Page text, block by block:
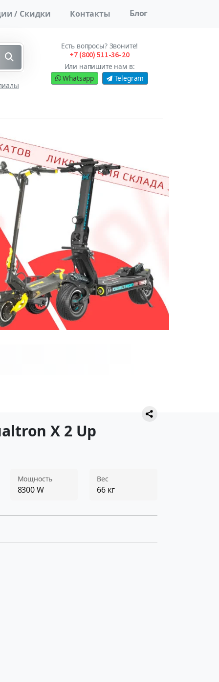
/ Скидки Контакты Блог
Есть вопросы? Звоните!
+7 (800) 511-36-20
Или напишите нам в:
Whatsapp
Telegram
X 2 Up
Мощность
8300 W
Вес
66 кг